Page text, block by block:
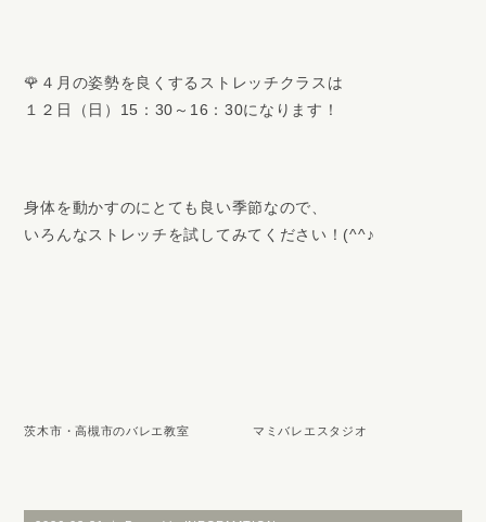
🌹４月の姿勢を良くするストレッチクラスは
１２日（日）15：30～16：30になります！
身体を動かすのにとても良い季節なので、
いろんなストレッチを試してみてください！(^^♪
茨木市・高槻市のバレエ教室 マミバレエスタジオ